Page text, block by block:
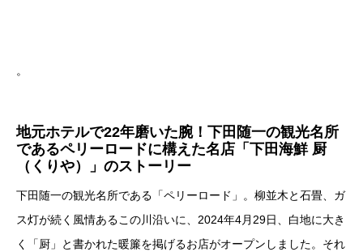
。
地元ホテルで22年磨いた腕！ 下田随一の観光名所
であるペリーロードに構えた名店 「下田海鮮 厨
（くりや）」のストーリー
下田随一の観光名所である「ペリーロード」。柳並木と石畳、ガ
ス灯が続く風情あるこの川沿いに、2024年4月29日、白地に大き
く「厨」と書かれた暖簾を掲げるお店がオープンしました。それ